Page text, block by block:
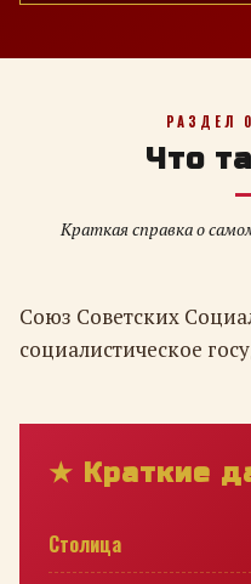
РАЗДЕЛ
Что
Краткая справка о
Союз Советских
социалистическое
★ Краткие
Столица